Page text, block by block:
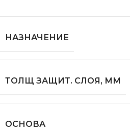
НАЗНАЧЕНИЕ
ТОЛЩ ЗАЩИТ. СЛОЯ, ММ
ОСНОВА